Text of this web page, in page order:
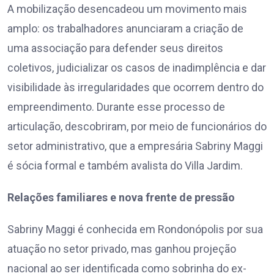
A mobilização desencadeou um movimento mais
amplo: os trabalhadores anunciaram a criação de
uma associação para defender seus direitos
coletivos, judicializar os casos de inadimplência e dar
visibilidade às irregularidades que ocorrem dentro do
empreendimento. Durante esse processo de
articulação, descobriram, por meio de funcionários do
setor administrativo, que a empresária Sabriny Maggi
é sócia formal e também avalista do Villa Jardim.
Relações familiares e nova frente de pressão
Sabriny Maggi é conhecida em Rondonópolis por sua
atuação no setor privado, mas ganhou projeção
nacional ao ser identificada como sobrinha do ex-